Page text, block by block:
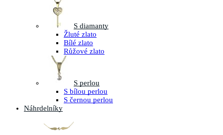
S diamanty
Žluté zlato
Bílé zlato
Růžové zlato
S perlou
S bílou perlou
S černou perlou
Náhrdelníky